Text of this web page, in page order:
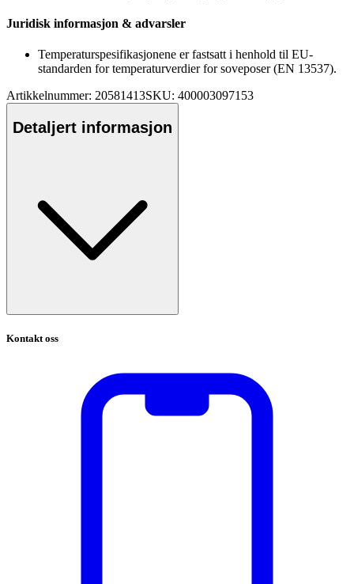
Juridisk informasjon & advarsler
Temperaturspesifikasjonene er fastsatt i henhold til EU-
standarden for temperaturverdier for soveposer (EN 13537).
Artikkelnummer: 20581413SKU: 400003097153
Detaljert informasjon
Kontakt oss